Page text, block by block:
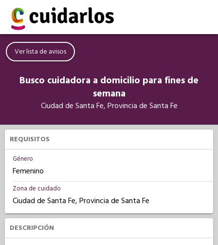
Ver lista de avisos
Busco cuidadora a domicilio para fines de
semana
Ciudad de Santa Fe, Provincia de Santa Fe
REQUISITOS
Género
Femenino
Zona de cuidado
Ciudad de Santa Fe, Provincia de Santa Fe
DESCRIPCIÓN